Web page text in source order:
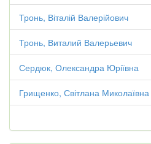
Тронь, Віталій Валерійович
Тронь, Виталий Валерьевич
Сердюк, Олександра Юріївна
Грищенко, Світлана Миколаївна